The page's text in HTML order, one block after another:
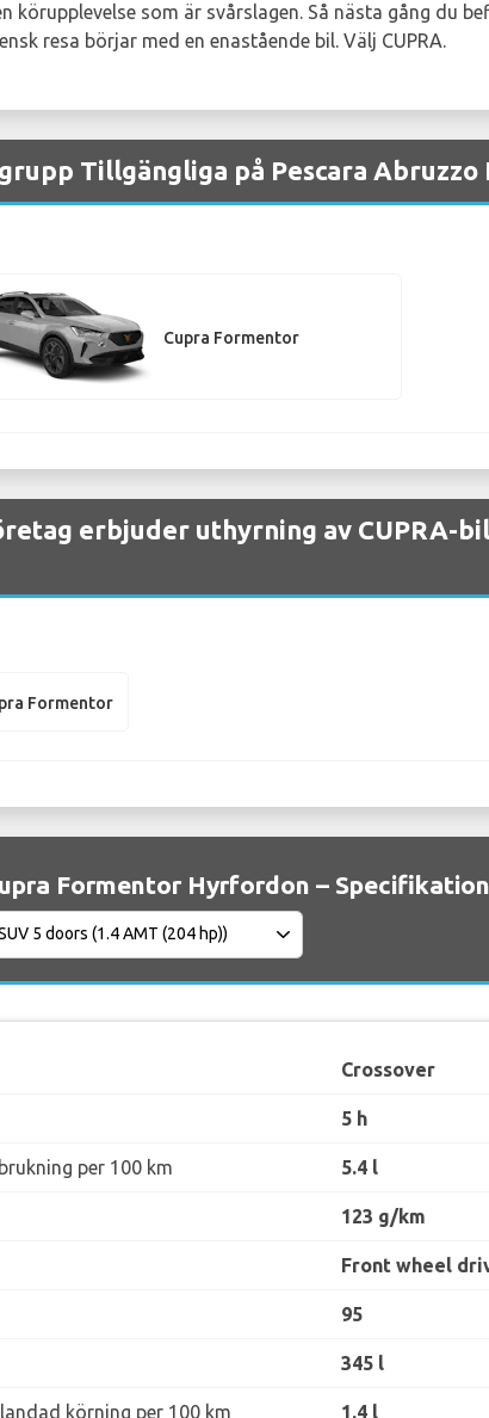
körupplevelse som är svårslagen. Så nästa gång du
resa börjar med en enastående bil. Välj CUPRA.
Tillgängliga på Pescara Abruzzo
Cupra Formentor
erbjuder uthyrning av CUPRA-
Formentor
Formentor Hyrfordon –
Crossover
5 h
per 100 km 5.4 l
123 g/km
Front wheel
95
345 l
körning per 100 km 1.4 l